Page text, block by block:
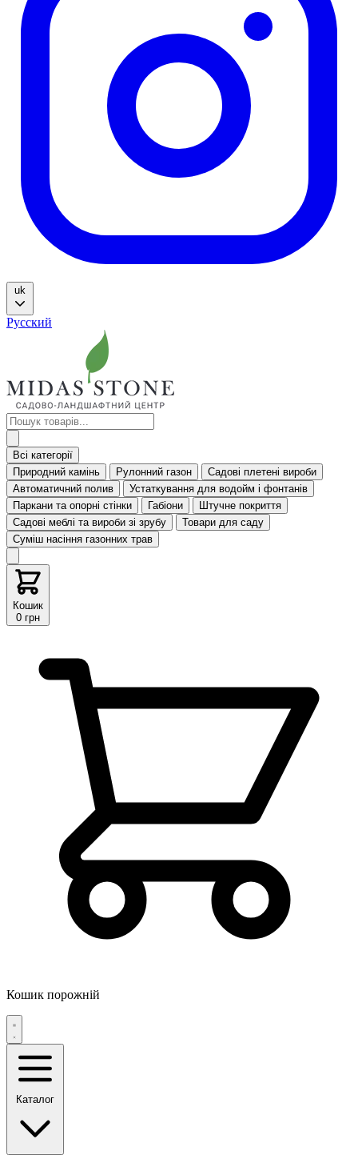
uk
Русский
Всі категорії
Природний камінь
Рулонний газон
Садові плетені вироби
Автоматичний полив
Устаткування для водойм і фонтанів
Паркани та опорні стінки
Габіони
Штучне покриття
Садові меблі та вироби зі зрубу
Товари для саду
Суміш насіння газонних трав
Кошик
0 грн
Кошик порожній
Каталог